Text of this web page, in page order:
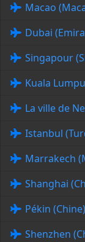
Macao
Dubai
Singapour
Kuala
La ville de
Istanbul
Marrakech
Shanghai
Pékin (Chine)
Shenzhen